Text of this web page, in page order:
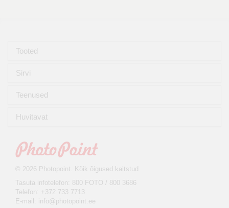
Tooted
Sirvi
Teenused
Huvitavat
© 2026 Photopoint. Kõik õigused kaitstud
Tasuta infotelefon: 800 FOTO / 800 3686
Telefon: +372 733 7713
E-mail: info@photopoint.ee